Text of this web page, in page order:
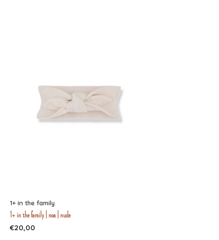
1+ in the family
1+ in the family | noa | nude
€20,00